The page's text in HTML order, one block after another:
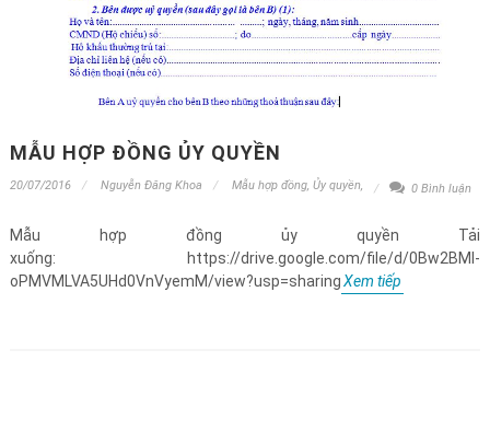
MẪU HỢP ĐỒNG ỦY QUYỀN
20/07/2016 Nguyễn Đăng Khoa Mẫu hợp đồng, Ủy quyền, 0 Bình luận
Mẫu hợp đồng ủy quyền Tải
xuống: https://drive.google.com/file/d/0Bw2BMl-
oPMVMLVA5UHd0VnVyemM/view?usp=sharingXem tiếp